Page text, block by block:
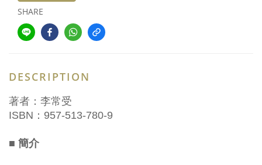
SHARE
DESCRIPTION
著者：李常受
ISBN：957-513-780-9
■ 簡介